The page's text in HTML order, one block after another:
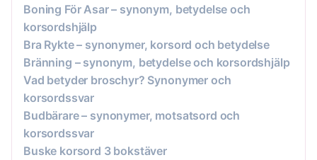
Boning För Asar – synonym, betydelse och
korsordshjälp
Bra Rykte – synonymer, korsord och betydelse
Bränning – synonym, betydelse och korsordshjälp
Vad betyder broschyr? Synonymer och
korsordssvar
Budbärare – synonymer, motsatsord och
korsordssvar
Buske korsord 3 bokstäver